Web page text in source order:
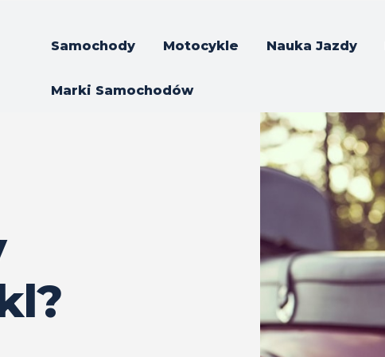
Samochody Motocykle Nauka Jazdy
Marki Samochodów